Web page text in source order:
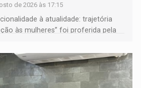
de 2026 às 17:15
à atualidade: trajetória
às mulheres” foi proferida pela